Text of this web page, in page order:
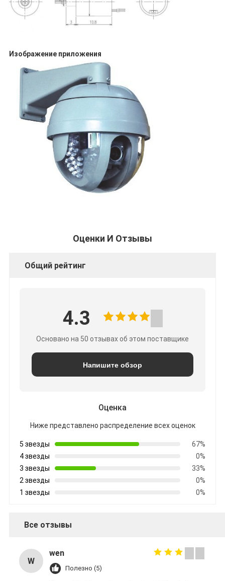
Изображение приложения
Оценки И Отзывы
Общий рейтинг
4.3
Основано на 50 отзывах об этом поставщике
Напишите обзор
Оценка
Ниже представлено распределение всех оценок
5 звезды
67%
4 звезды
0%
3 звезды
33%
2 звезды
0%
1 звезды
0%
Все отзывы
W
wen
Полезно (5)